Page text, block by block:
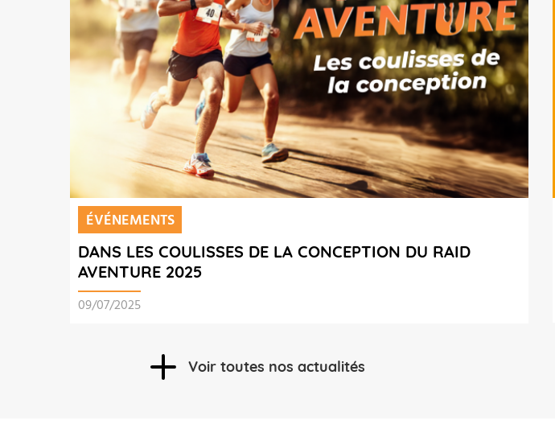
ÉVÉNEMENTS
DANS LES COULISSES DE LA CONCEPTION DU RAID
AVENTURE 2025
09/07/2025
Voir toutes nos actualités